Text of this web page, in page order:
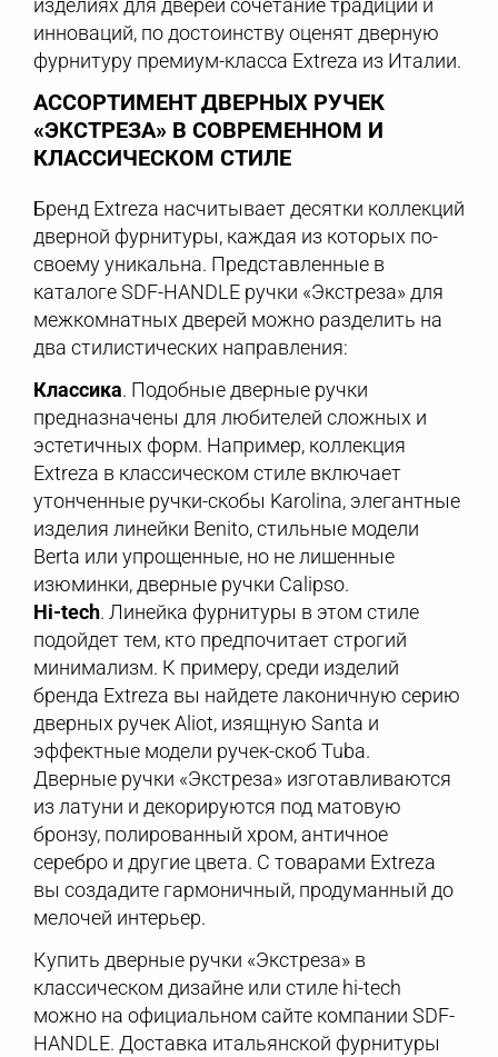
инноваций, по достоинству оценят дверную
фурнитуру премиум-класса Extreza из Италии.
АССОРТИМЕНТ ДВЕРНЫХ РУЧЕК
«ЭКСТРЕЗА» В СОВРЕМЕННОМ И
КЛАССИЧЕСКОМ СТИЛЕ
Бренд Extreza насчитывает десятки коллекций
дверной фурнитуры, каждая из которых по-
своему уникальна. Представленные в
каталоге SDF-HANDLE ручки «Экстреза» для
межкомнатных дверей можно разделить на
два стилистических направления:
Классика. Подобные дверные ручки
предназначены для любителей сложных и
эстетичных форм. Например, коллекция
Extreza в классическом стиле включает
утонченные ручки-скобы Karolina, элегантные
изделия линейки Benito, стильные модели
Berta или упрощенные, но не лишенные
изюминки, дверные ручки Calipso.
Hi-tech. Линейка фурнитуры в этом стиле
подойдет тем, кто предпочитает строгий
минимализм. К примеру, среди изделий
бренда Extreza вы найдете лаконичную серию
дверных ручек Aliot, изящную Santa и
эффектные модели ручек-скоб Tuba.
Дверные ручки «Экстреза» изготавливаются
из латуни и декорируются под матовую
бронзу, полированный хром, античное
серебро и другие цвета. С товарами Extreza
вы создадите гармоничный, продуманный до
мелочей интерьер.
Купить дверные ручки «Экстреза» в
классическом дизайне или стиле hi-tech
можно на официальном сайте компании SDF-
HANDLE. Доставка итальянской фурнитуры